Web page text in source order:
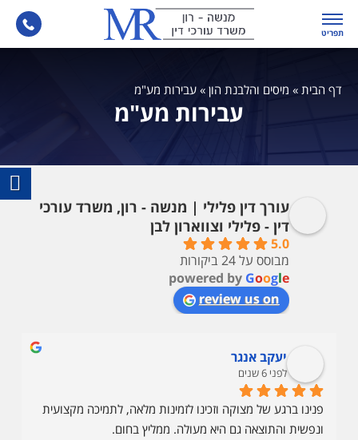
תפריט
דף הבית » מיסים והלבנת הון » עבירות מע"מ
עבירות מע"מ
עורך דין פלילי | מנשה - רון, משרד עורכי
דין - פלילי וצווארון לבן
5.0
מבוסס על 24 ביקורות
powered by Google
review us on
יעקב אנגר
לפני 6 שנים
ונפשית והתוצאה גם היא מעולה. ממליץ בחום.